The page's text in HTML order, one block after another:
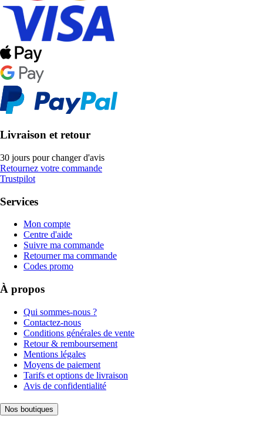
Livraison et retour
30 jours pour changer d'avis
Retournez votre commande
Trustpilot
Services
Mon compte
Centre d'aide
Suivre ma commande
Retourner ma commande
Codes promo
À propos
Qui sommes-nous ?
Contactez-nous
Conditions générales de vente
Retour & remboursement
Mentions légales
Moyens de paiement
Tarifs et options de livraison
Avis de confidentialité
Nos boutiques